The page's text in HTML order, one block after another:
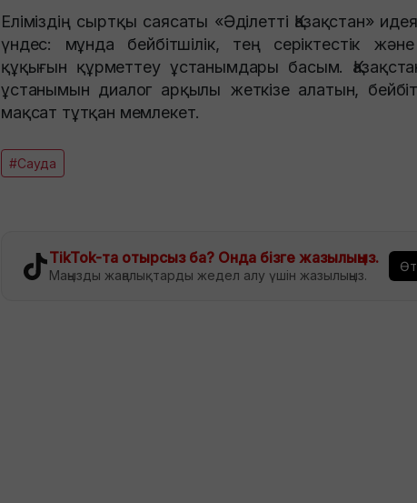
Еліміздің сыртқы саясаты «Әділетті Қазақстан»
үндес: мұнда бейбітшілік, тең серіктестік
құқығын құрметтеу ұстанымдары басым.
ұстанымын диалог арқылы жеткізе алатын,
мақсат тұтқан мемлекет.
#Сауда
TikTok-та отырсыз ба? Онда бізге жазылыңыз.
Маңызды жаңалықтарды жедел алу үшін жазылыңыз.